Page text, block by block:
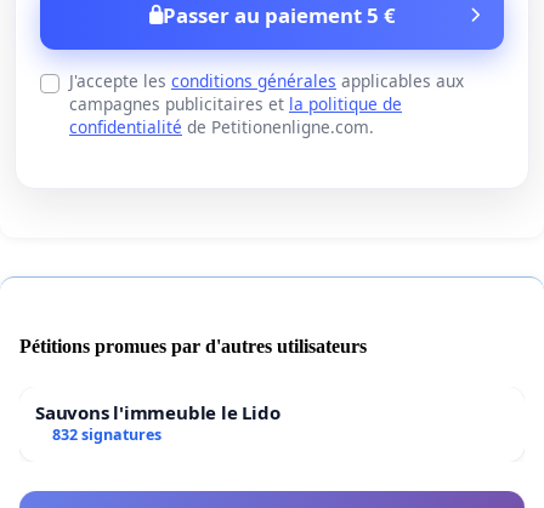
Passer au paiement 5 €
J'accepte les conditions générales applicables aux
campagnes publicitaires et la politique de
confidentialité de Petitionenligne.com.
Pétitions promues par d'autres utilisateurs
Sauvons l'immeuble le Lido
832 signatures